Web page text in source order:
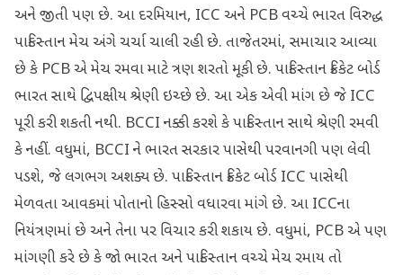
અને જીતી પણ છે. આ દરમિયાન, ICC અને PCB વચ્ચે ભારત વિરુદ્ધ
પાકિસ્તાન મેચ અંગે ચર્ચા ચાલી રહી છે. તાજેતરમાં, સમાચાર આવ્યા
છે કે PCB એ મેચ રમવા માટે ત્રણ શરતો મૂકી છે. પાકિસ્તાન ક્રિકેટ બોર્ડ
ભારત સાથે દ્વિપક્ષીય શ્રેણી ઇચ્છે છે. આ એક એવી માંગ છે જે ICC
પૂરી કરી શકતી નથી. BCCI નક્કી કરશે કે પાકિસ્તાન સાથે શ્રેણી રમવી
કે નહીં. વધુમાં, BCCI ને ભારત સરકાર પાસેથી પરવાનગી પણ લેવી
પડશે, જે લગભગ અશક્ય છે. પાકિસ્તાન ક્રિકેટ બોર્ડ ICC પાસેથી
મેળવતા આવકમાં પોતાનો હિસ્સો વધારવા માંગે છે. આ ICCના
નિયંત્રણમાં છે અને તેના પર વિચાર કરી શકાય છે. વધુમાં, PCB એ પણ
માંગણી કરે છે કે જો ભારત અને પાકિસ્તાન વચ્ચે મેચ રમાય તો